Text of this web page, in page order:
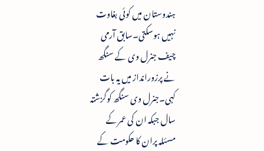
ہندوستان میں کوئی بغاوت
نہیں ہوسکتی۔سابق آرمی
چیف جنرل وی کے سنگھ
نے پرزورانداز میں یہ بات
کہی۔جنرل وی سنگھ کوگزشتہ
سال جبکہ ان کی عمرکے
مسئلہ پران کا حکومت کے